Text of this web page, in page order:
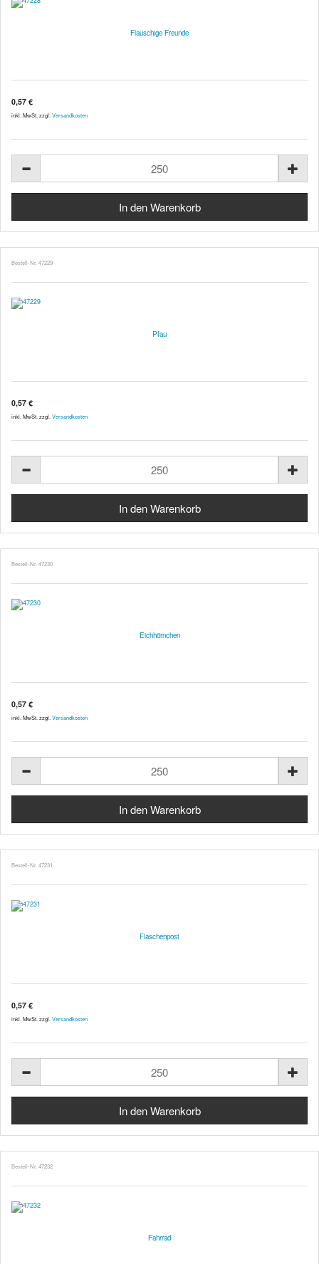
Flauschige Freunde
0,57 €
inkl. MwSt. zzgl. Versandkosten
Bestell-Nr. 47229
Pfau
0,57 €
inkl. MwSt. zzgl. Versandkosten
Bestell-Nr. 47230
Eichhörnchen
0,57 €
inkl. MwSt. zzgl. Versandkosten
Bestell-Nr. 47231
Flaschenpost
0,57 €
inkl. MwSt. zzgl. Versandkosten
Bestell-Nr. 47232
Fahrrad